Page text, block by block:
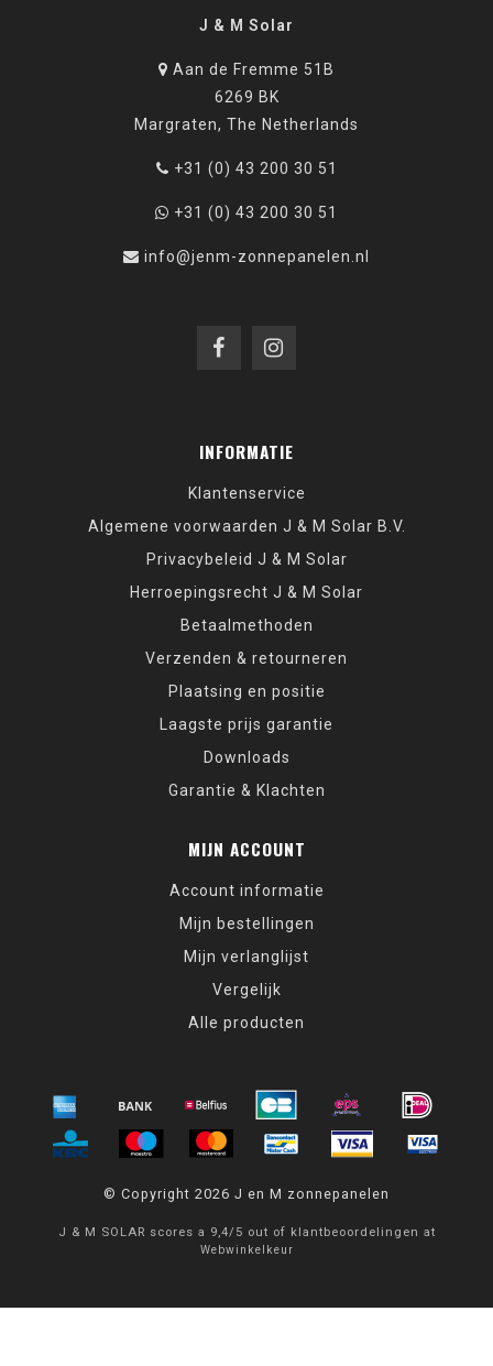
J & M Solar
Aan de Fremme 51B
6269 BK
Margraten, The Netherlands
+31 (0) 43 200 30 51
+31 (0) 43 200 30 51
info@jenm-zonnepanelen.nl
INFORMATIE
Klantenservice
Algemene voorwaarden J & M Solar B.V.
Privacybeleid J & M Solar
Herroepingsrecht J & M Solar
Betaalmethoden
Verzenden & retourneren
Plaatsing en positie
Laagste prijs garantie
Downloads
Garantie & Klachten
MIJN ACCOUNT
Account informatie
Mijn bestellingen
Mijn verlanglijst
Vergelijk
Alle producten
© Copyright 2026 J en M zonnepanelen
J & M SOLAR scores a 9,4/ 5 out of klantbeoordelingen at
Webwinkelkeur